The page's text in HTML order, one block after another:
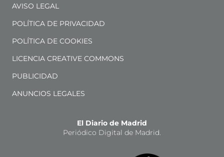
AVISO LEGAL
POLÍTICA DE PRIVACIDAD
POLÍTICA DE COOKIES
LICENCIA CREATIVE COMMONS
PUBLICIDAD
ANUNCIOS LEGALES
El Diario de Madrid
Periódico Digital de Madrid.